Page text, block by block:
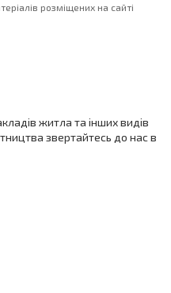
розміщених на сайті
житла та інших видів
звертайтесь до нас в